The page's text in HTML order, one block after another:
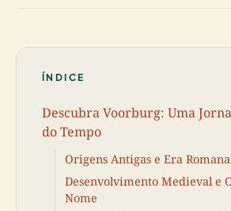
ÍNDICE
Descubra Voorburg: Uma
do Tempo
Origens Antigas e Era Romana
Desenvolvimento Medieval e
Nome